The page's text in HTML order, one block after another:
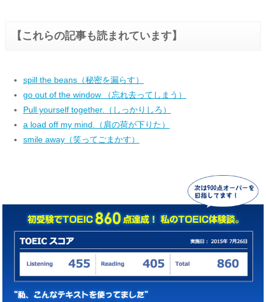
【これらの記事も読まれています】
spill the beans（秘密を漏らす）
go out of the window （忘れ去ってしまう）
Pull yourself together.（しっかりしろ）
a load off my mind.（肩の荷が下りた）
smile away（笑ってごまかす）